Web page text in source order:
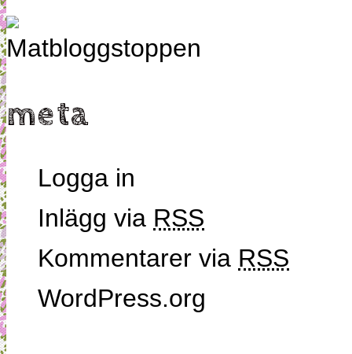
meta
Logga in
Inlägg via RSS
Kommentarer via RSS
WordPress.org